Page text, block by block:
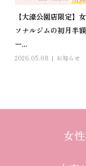
【大濠公園店限定】
ソナルジムの初月半
ー...
2026.05.08 お知らせ
女